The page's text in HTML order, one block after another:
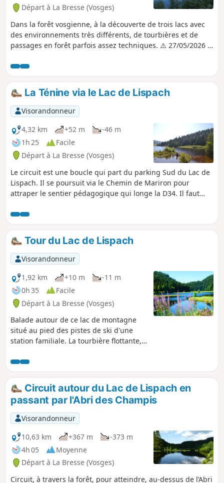
Départ à La Bresse (Vosges)
Dans la forêt vosgienne, à la découverte de trois lacs avec
des environnements très différents, de tourbières et de
passages en forêt parfois assez techniques. ⚠️ 27/05/2026 :
fermé pour des travaux de sécurisation du parcours.Si ce
sentier rouvre, n’hésitez pas à nous en informer dans les
commentaires de cette randonnée.
La Ténine via le Lac de Lispach
Visorandonneur
4,32 km
+52 m
-46 m
1h 25
Facile
Départ à La Bresse (Vosges)
Le circuit est une boucle qui part du parking Sud du Lac de
Lispach. Il se poursuit via le Chemin de Mariron pour
attraper le sentier pédagogique qui longe la D34. Il faut
Chemin de Ehlinger, puis le sentier du Collet de la Mine qui
vous amène au Lac de Lispach. Le tour du lac avec ses
panneaux pédagogiques est très agréable à faire
Tour du Lac de Lispach
Visorandonneur
1,92 km
+10 m
-11 m
0h 35
Facile
Départ à La Bresse (Vosges)
Balade autour de ce lac de montagne
situé au pied des pistes de ski d'une
station familiale. La tourbière flottante,
l'eau, offre des vues magnifiques, dans
une ambiance particulière.
Circuit autour du Lac de Lispach en
passant par l'Abri des Champis
Visorandonneur
10,63 km
+367 m
-373 m
4h 05
Moyenne
Départ à La Bresse (Vosges)
Circuit, à travers la forêt, pour atteindre, au-dessus de l’Abri